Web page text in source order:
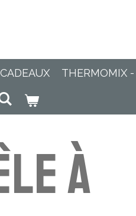
CADEAUX THERMOMIX
à